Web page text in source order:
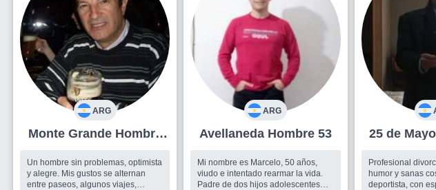
ARG
Monte Grande Hombre
Un hombre sin problemas, optimista
y alegre. Mis gustos se alternan
entre paseos, algunos viajes,
ARG
Avellaneda Hombre 53
Mi nombre es Marcelo, 50 años,
viudo e intentado rearmar la vida.
Padre de dos hijos adolescentes
Profesional
humor y sanas
deportista, con